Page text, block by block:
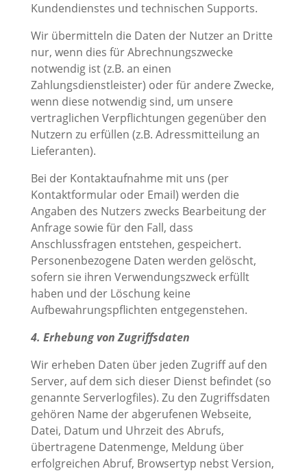
Kundendienstes und technischen Supports.
Wir übermitteln die Daten der Nutzer an Dritte
nur, wenn dies für Abrechnungszwecke
notwendig ist (z.B. an einen
Zahlungsdienstleister) oder für andere Zwecke,
wenn diese notwendig sind, um unsere
vertraglichen Verpflichtungen gegenüber den
Nutzern zu erfüllen (z.B. Adressmitteilung an
Lieferanten).
Bei der Kontaktaufnahme mit uns (per
Kontaktformular oder Email) werden die
Angaben des Nutzers zwecks Bearbeitung der
Anfrage sowie für den Fall, dass
Anschlussfragen entstehen, gespeichert.
Personenbezogene Daten werden gelöscht,
sofern sie ihren Verwendungszweck erfüllt
haben und der Löschung keine
Aufbewahrungspflichten entgegenstehen.
4. Erhebung von Zugriffsdaten
Wir erheben Daten über jeden Zugriff auf den
Server, auf dem sich dieser Dienst befindet (so
genannte Serverlogfiles). Zu den Zugriffsdaten
gehören Name der abgerufenen Webseite,
Datei, Datum und Uhrzeit des Abrufs,
übertragene Datenmenge, Meldung über
erfolgreichen Abruf, Browsertyp nebst Version,